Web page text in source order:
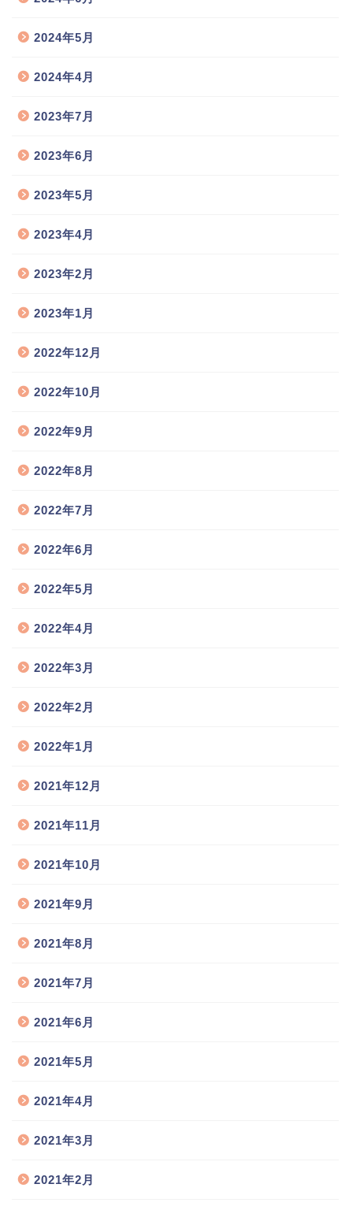
2024年5月
2024年4月
2023年7月
2023年6月
2023年5月
2023年4月
2023年2月
2023年1月
2022年12月
2022年10月
2022年9月
2022年8月
2022年7月
2022年6月
2022年5月
2022年4月
2022年3月
2022年2月
2022年1月
2021年12月
2021年11月
2021年10月
2021年9月
2021年8月
2021年7月
2021年6月
2021年5月
2021年4月
2021年3月
2021年2月